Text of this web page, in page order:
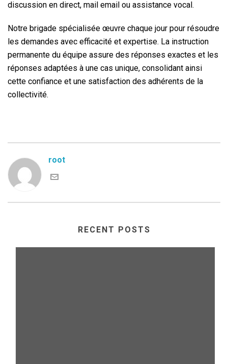
discussion en direct, mail email ou assistance vocal.
Notre brigade spécialisée œuvre chaque jour pour résoudre
les demandes avec efficacité et expertise. La instruction
permanente du équipe assure des réponses exactes et les
réponses adaptées à une cas unique, consolidant ainsi
cette confiance et une satisfaction des adhérents de la
collectivité.
root
RECENT POSTS